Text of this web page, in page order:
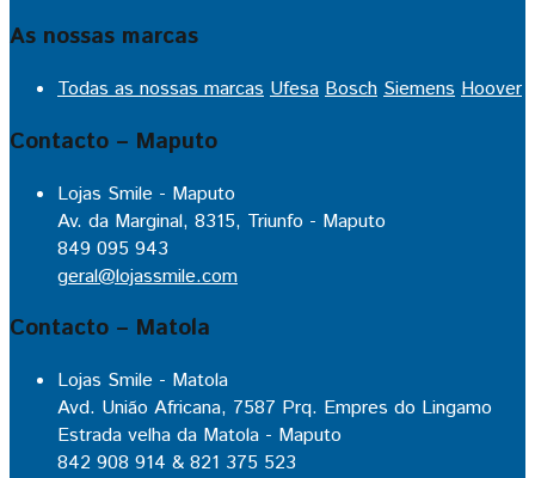
As nossas marcas
Todas as nossas marcas Ufesa Bosch Siemens Hoover
Contacto – Maputo
Lojas Smile - Maputo
Av. da Marginal, 8315, Triunfo - Maputo
849 095 943
geral@lojassmile.com
Contacto – Matola
Lojas Smile - Matola
Avd. União Africana, 7587 Prq. Empres do Lingamo
Estrada velha da Matola - Maputo
842 908 914 & 821 375 523